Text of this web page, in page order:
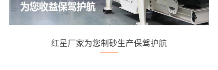
红星厂家为您制砂生产保驾护航